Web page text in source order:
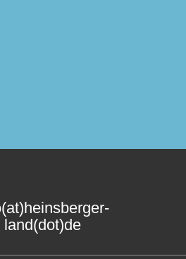
land(dot)de